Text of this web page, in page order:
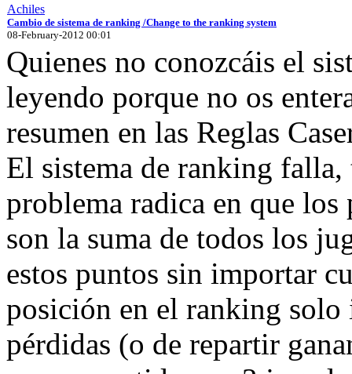
Achiles
Cambio de sistema de ranking /Change to the ranking system
08-February-2012 00:01
Quienes no conozcáis el
leyendo porque no os
resumen en las Reglas
El sistema de ranking
problema radica en que los
son la suma de todos los
estos puntos sin importar
posición en el ranking
pérdidas (o de repartir